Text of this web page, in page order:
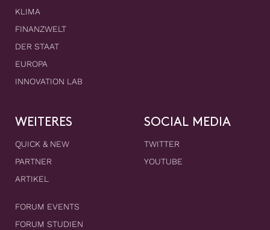
KLIMA
FINANZWELT
DER STAAT
EUROPA
INNOVATION LAB
WEITERES
QUICK & NEW
PARTNER
ARTIKEL
FORUM EVENTS
FORUM STUDIEN
SOCIAL MEDIA
TWITTER
YOUTUBE